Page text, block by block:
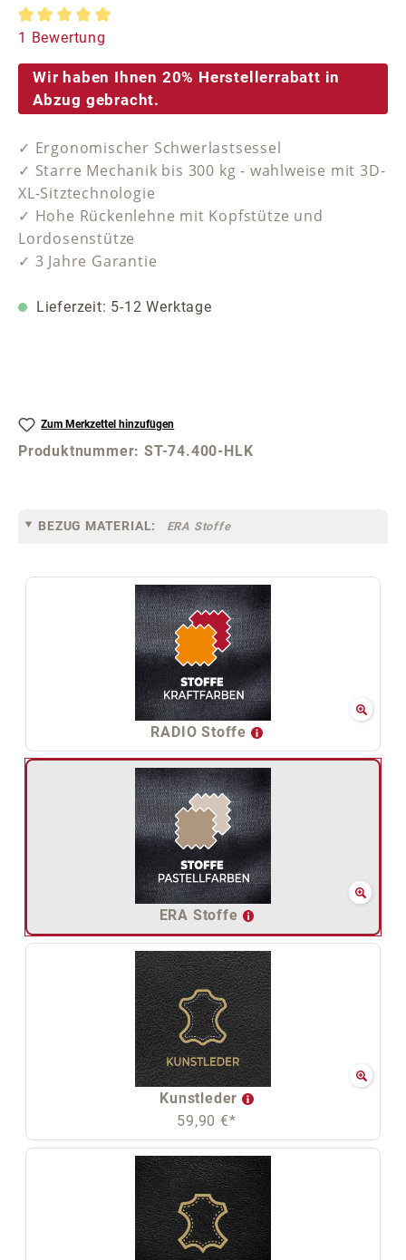
Durchschnittliche Bewertung von 5 von 5 Sternen
1 Bewertung
Wir haben Ihnen 20% Herstellerrabatt in
Abzug gebracht.
✓ Ergonomischer Schwerlastsessel
✓ Starre Mechanik bis 300 kg - wahlweise mit 3D-
XL-Sitztechnologie
✓ Hohe Rückenlehne mit Kopfstütze und
Lordosenstütze
✓ 3 Jahre Garantie
Lieferzeit: 5-12 Werktage
Zum Merkzettel hinzufügen
Produktnummer:ST-74.400-HLK
BEZUG MATERIAL: ERA Stoffe
RADIO Stoffe
ERA Stoffe
Kunstleder
59,90 €*